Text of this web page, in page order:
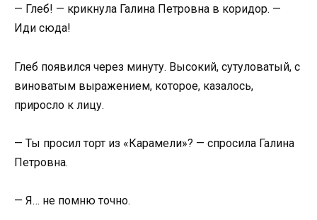
— Глеб! — крикнула Галина Петровна в коридор. —
Иди сюда!
Глеб появился через минуту. Высокий, сутуловатый, с
виноватым выражением, которое, казалось,
приросло к лицу.
— Ты просил торт из «Карамели»? — спросила Галина
Петровна.
— Я… не помню точно.